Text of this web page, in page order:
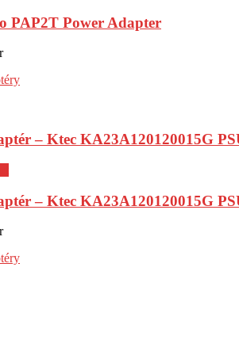
PAP2T Power Adapter
– Ktec KA23A120120015G
– Ktec KA23A120120015G